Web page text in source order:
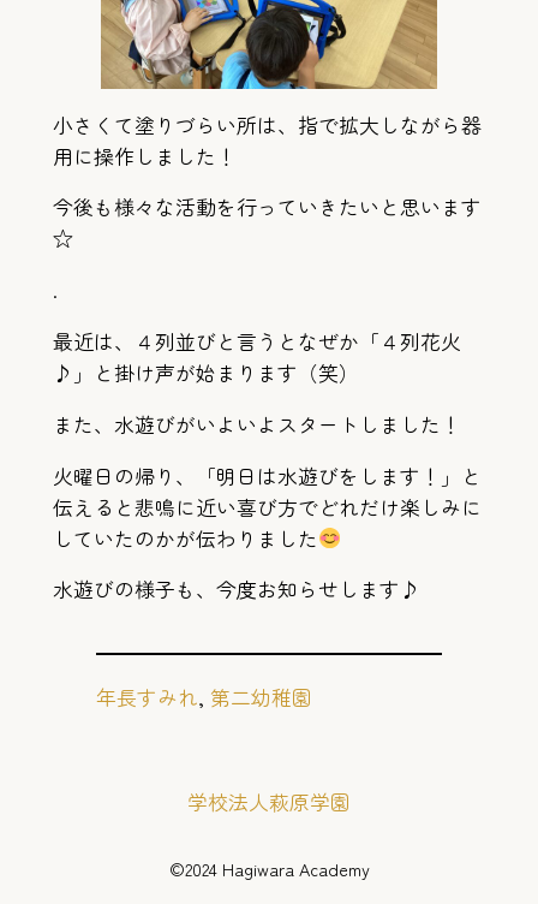
小さくて塗りづらい所は、指で拡大しながら器
用に操作しました！
今後も様々な活動を行っていきたいと思います
☆
.
最近は、４列並びと言うとなぜか「４列花火
♪」と掛け声が始まります（笑）
また、水遊びがいよいよスタートしました！
火曜日の帰り、「明日は水遊びをします！」と
伝えると悲鳴に近い喜び方でどれだけ楽しみに
していたのかが伝わりました
水遊びの様子も、今度お知らせします♪
年長すみれ, 第二幼稚園
学校法人萩原学園
©️2024 Hagiwara Academy